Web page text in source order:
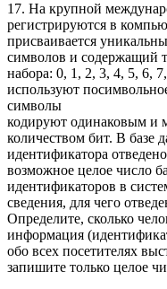
17. На крупной
регистрируются в
присваивается
символов и содержащий
набора: 0, 1, 2, 3, 4, 5, 6,
используют
символы
кодируют одинаковым и
количеством бит. В базе
идентификатора
возможное целое число
идентификаторов в
сведения, для чего
Определите, сколько
информация
обо всех посетителях
запишите только целое